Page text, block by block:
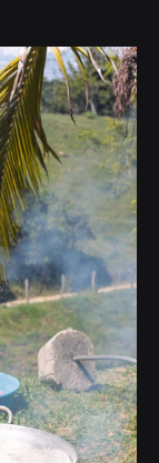
el árbol
y las calles
construir